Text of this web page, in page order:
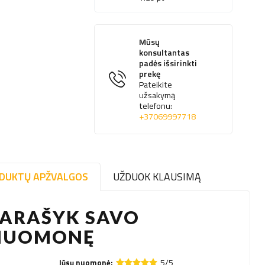
Mūsų
konsultantas
padės išsirinkti
prekę
Pateikite
užsakymą
telefonu:
+37069997718
APŽVALGOS UŽDUOK KLAUSIMĄ
SAVO
5/5